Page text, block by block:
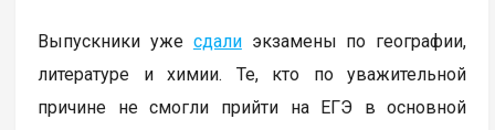
Выпускники уже сдалиэкзамены по географии,
литературе и химии. Те, кто по уважительной
причине не смогли прийти на ЕГЭ в основной